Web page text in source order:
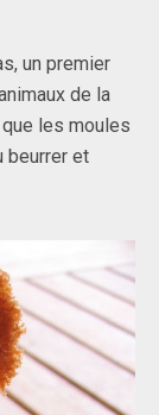
un premier
de la
les moules
beurrer et